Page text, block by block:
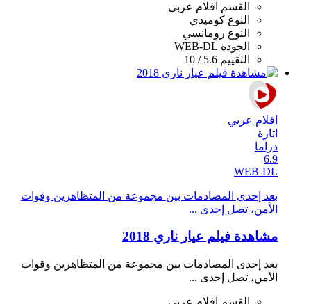
القسم
افلام عربي
النوع كوميدي
النوع رومانسي
الجودة WEB-DL
التقييم 5.6 / 10
افلام عربي
اثارة
دراما
6.9
WEB-DL
بعد إحدى المصادمات بين مجموعة من المتظاهرين وقوات
اﻷمن، تصل إحدى ...
مشاهدة فيلم عيار ناري 2018
بعد إحدى المصادمات بين مجموعة من المتظاهرين وقوات
اﻷمن، تصل إحدى ...
القسم
افلام عربي